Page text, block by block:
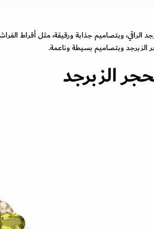
الراقي، وبتصاميم جذابة ورقيقة، مثل أقراط
الزبرجد